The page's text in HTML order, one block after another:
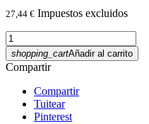
27,44 € Impuestos excluidos
shopping_cartAñadir al carrito
Compartir
Compartir
Tuitear
Pinterest